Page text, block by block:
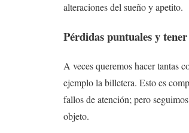
alteraciones del sueño y apetito.
Pérdidas puntuales y
A veces queremos hacer tantas
ejemplo la billetera. Esto es
fallos de atención; pero
objeto.